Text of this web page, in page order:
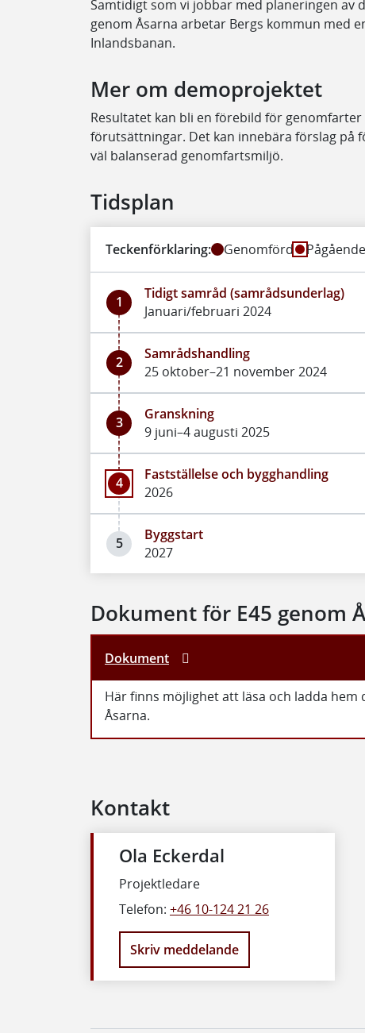
Samtidigt som vi jobbar med planeringen av
genom Åsarna arbetar Bergs kommun med
Inlandsbanan.
Mer om demoprojektet
Resultatet kan bli en förebild för
förutsättningar. Det kan innebära förslag på
väl balanserad genomfartsmiljö.
Tidsplan
Teckenförklaring: Genomförd
1
Tidigt samråd (samrådsunderlag)
Januari/februari 2024
2
Samrådshandling
25 oktober–21 november 2024
3
Granskning
9 juni–4 augusti 2025
4
Fastställelse och bygghandling
2026
5
Byggstart
2027
Dokument för E45 genom
Dokument
Här finns möjlighet att läsa och ladda
Åsarna.
Kontakt
Ola Eckerdal
Projektledare
Telefon: +46 10-124 21 26
Skriv meddelande